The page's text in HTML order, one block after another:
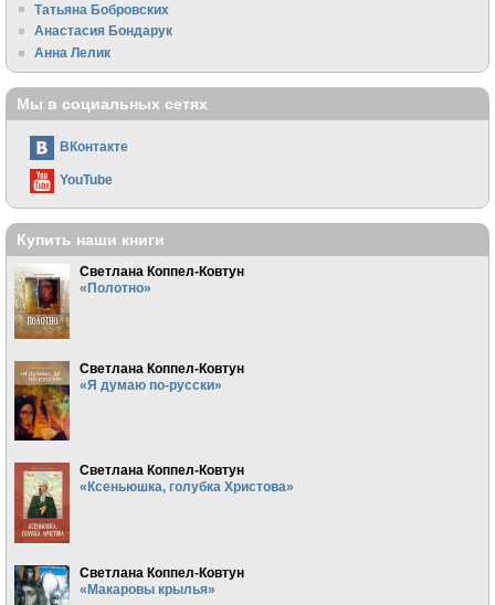
Татьяна Бобровских
Анастасия Бондарук
Анна Лелик
Мы в социальных сетях
ВКонтакте
YouTube
Купить наши книги
Светлана Коппел-Ковтун
«Полотно»
Светлана Коппел-Ковтун
«Я думаю по-русски»
Светлана Коппел-Ковтун
«Ксеньюшка, голубка Христова»
Светлана Коппел-Ковтун
«Макаровы крылья»